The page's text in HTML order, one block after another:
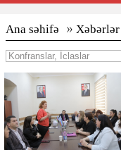
Ana səhifə Xəbərlər